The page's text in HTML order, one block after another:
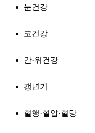
눈건강
코건강
간·위건강
갱년기
혈행·혈압·혈당